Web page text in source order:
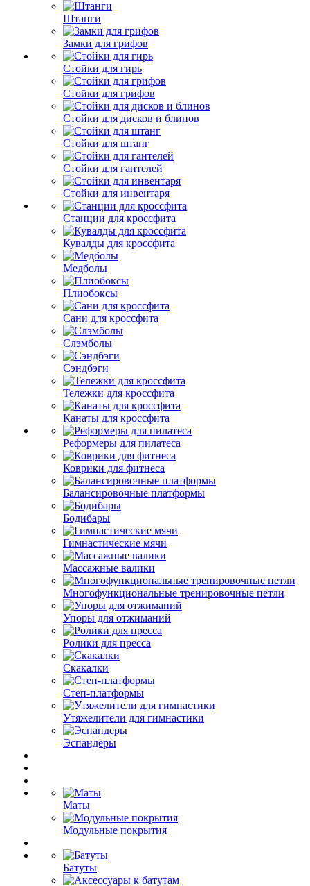
Штанги
Замки для грифов
Стойки для гирь
Стойки для грифов
Стойки для дисков и блинов
Стойки для штанг
Стойки для гантелей
Стойки для инвентаря
Станции для кроссфита
Кувалды для кроссфита
Медболы
Плиобоксы
Сани для кроссфита
Слэмболы
Сэндбэги
Тележки для кроссфита
Канаты для кроссфита
Реформеры для пилатеса
Коврики для фитнеса
Балансировочные платформы
Бодибары
Гимнастические мячи
Массажные валики
Многофункциональные тренировочные петли
Упоры для отжиманий
Ролики для пресса
Скакалки
Степ-платформы
Утяжелители для гимнастики
Эспандеры
Маты
Модульные покрытия
Батуты